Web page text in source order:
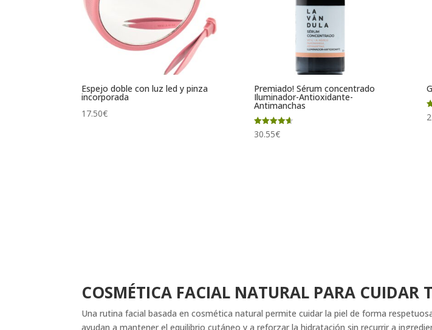
Espejo doble con luz led y pinza
incorporada
17.50€
Premiado! Sérum concentrado
Iluminador-Antioxidante-
Antimanchas
Valorado
con
30.55€
COSMÉTICA FACIAL NATURAL PARA CUIDAR
Una rutina facial basada en cosmética natural permite cuidar la piel de forma
ayudan a mantener el equilibrio cutáneo y a reforzar la hidratación sin recurrir a